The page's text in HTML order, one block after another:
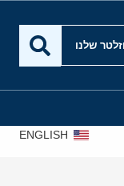
שלנו
ENGLISH